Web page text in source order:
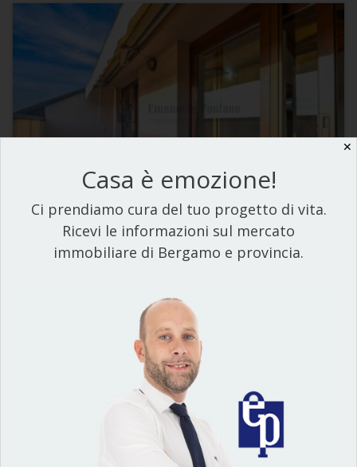
Trilocale
EP 111,72| Trilocale | 87 m | 3 locali
✕
Casa è emozione!
Ci prendiamo cura del tuo progetto di vita.
Ricevi le informazioni sul mercato
immobiliare di Bergamo e provincia.